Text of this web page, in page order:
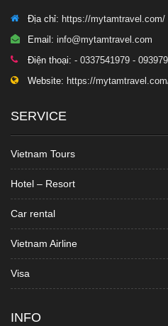
Địa chỉ: https://mytamtravel.com/
Email: info@mytamtravel.com
Điện thoại: - 0337541979 -
Website: https://
SERVICE
Vietnam Tours
Hotel – Resort
Car rental
Vietnam Airline
Visa
INFO